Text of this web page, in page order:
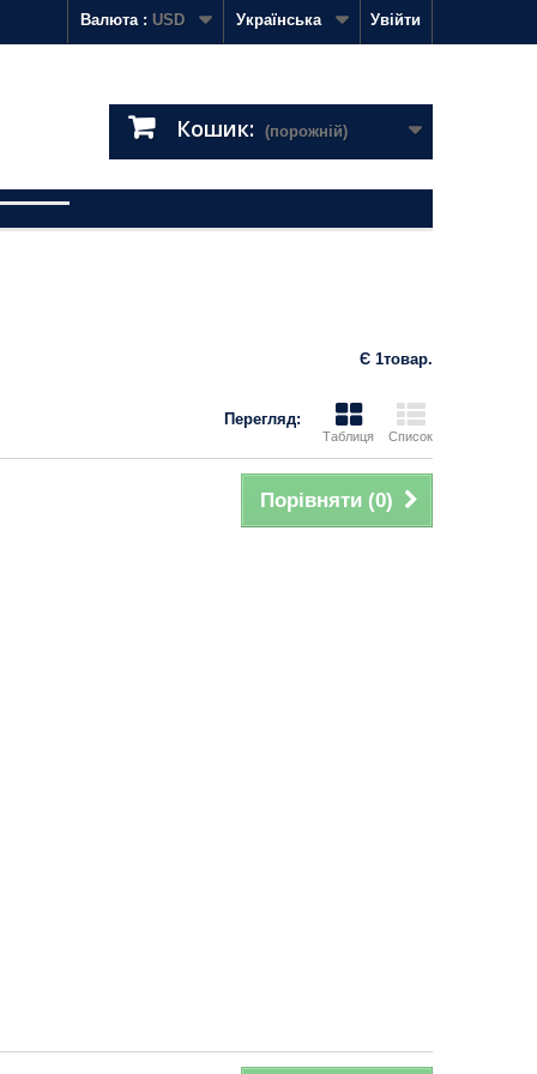
Увійти
Українська
Валюта : USD
Кошик: (порожній)
Є 1товар.
Перегляд:
Таблиця Список
Порівняти (0)